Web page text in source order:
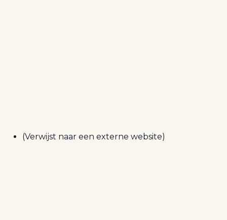
(Verwijst naar een externe website)